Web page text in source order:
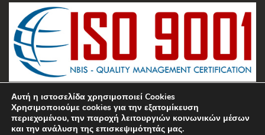
Αυτή η ιστοσελίδα χρησιμοποιεί Cookies
Χρησιμοποιούμε cookies για την εξατομίκευση
περιεχομένου, την παροχή λειτουργιών κοινωνικών μέσων
και την ανάλυση της επισκεψιμότητάς μας.